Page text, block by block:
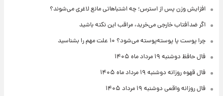
افزایش وزن پس از استرس؛ چه اشتباهاتی مانع لاغری می‌شوند؟
اگر ضدآفتاب خارجی می‌خرید، مراقب این نکته باشید
چرا پوست پا پوسته‌پوسته می‌شود؟ ۱۰ علت مهم را بشناسید
فال حافظ دوشنبه ۱۹ مرداد ماه ۱۴۰۵
فال قهوه روزانه دوشنبه ۱۹ مرداد ماه ۱۴۰۵
فال روزانه واقعی دوشنبه ۱۹ مرداد ۱۴۰۵